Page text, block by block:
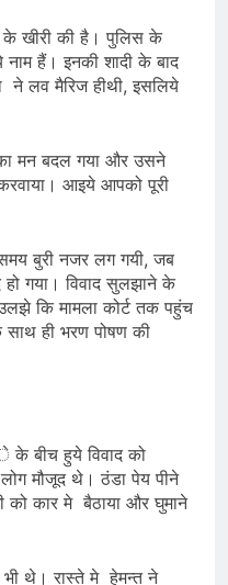
के खीरी की है। पुलिस के
हैं। इनकी शादी के बाद
ने लव मैरिज हीथी, इसलिये
मन बदल गया और उसने
आइये आपको पूरी
बुरी नजर लग गयी, जब
हो गया। विवाद सुलझाने के
कि मामला कोर्ट तक पहुंच
ही भरण पोषण की
बीच हुये विवाद को
मौजूद थे। ठंडा पेय पीने
को कार मे बैठाया और घुमाने
थे। रास्ते मे हेमन्त ने